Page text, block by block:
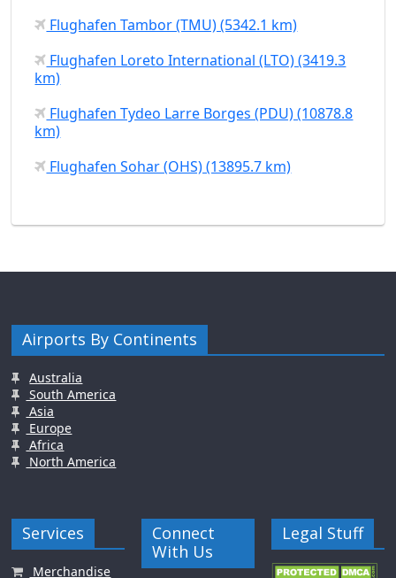
Flughafen Tambor (TMU) (5342.1 km)
Flughafen Loreto International (LTO) (3419.3
km)
Flughafen Tydeo Larre Borges (PDU) (10878.8
km)
Flughafen Sohar (OHS) (13895.7 km)
Airports By Continents
Australia
South America
Asia
Europe
Africa
North America
Services
Merchandise
Connect
With Us
Legal Stuff